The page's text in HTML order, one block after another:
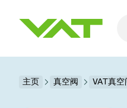
最新资讯 查看
关于VAT
主页 真空阀 VAT真空